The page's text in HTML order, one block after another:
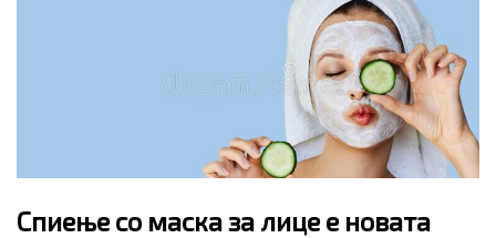
Спиење со маска за лице е новата